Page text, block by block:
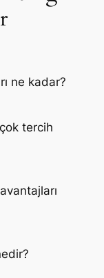
ne kadar?
tercih